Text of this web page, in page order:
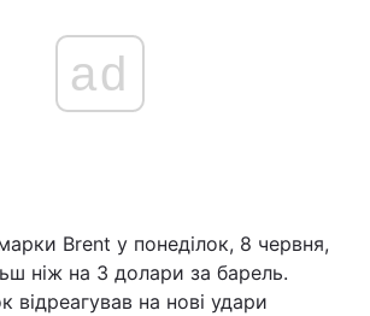
Війна
Політика
ad
Brent у понеділок, 8 червня,
ніж на 3 долари за барель.
відреагував на нові удари